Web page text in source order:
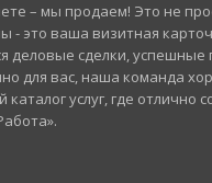
– мы продаем! Это не
- это ваша визитная
деловые сделки,
для вас, наша команда
каталог услуг, где